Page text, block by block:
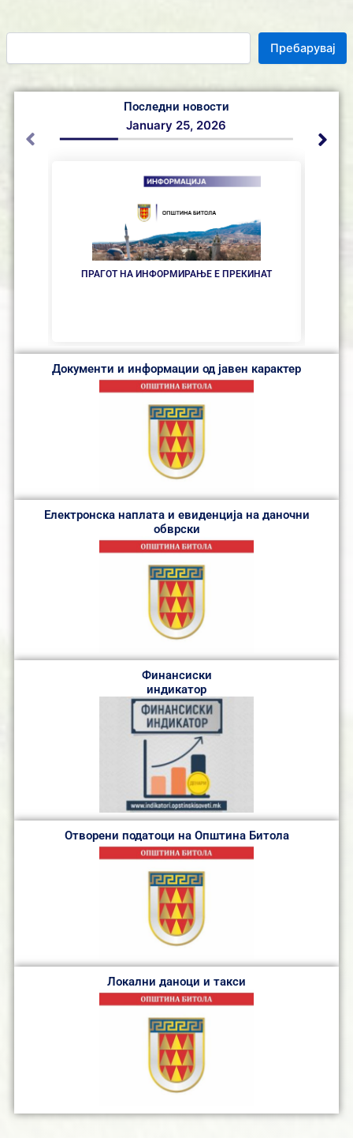
Пребарувај
Последни новости
ПРАГОТ НА ИНФОРМИРАЊЕ Е ПРЕКИНАТ
January 25, 2026
Документи и информации од јавен карактер
Електронска наплата и евиденција на даночни
обврски
Финансиски
индикатор
Отворени податоци на Општина Битола
Локални даноци и такси